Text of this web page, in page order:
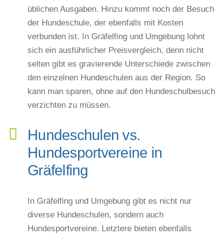
üblichen Ausgaben. Hinzu kommt noch der Besuch
der Hundeschule, der ebenfalls mit Kosten
verbunden ist. In Gräfelfing und Umgebung lohnt
sich ein ausführlicher Preisvergleich, denn nicht
selten gibt es gravierende Unterschiede zwischen
den einzelnen Hundeschulen aus der Region. So
kann man sparen, ohne auf den Hundeschulbesuch
verzichten zu müssen.
Hundeschulen vs.
Hundesportvereine in
Gräfelfing
In Gräfelfing und Umgebung gibt es nicht nur
diverse Hundeschulen, sondern auch
Hundesportvereine. Letztere bieten ebenfalls